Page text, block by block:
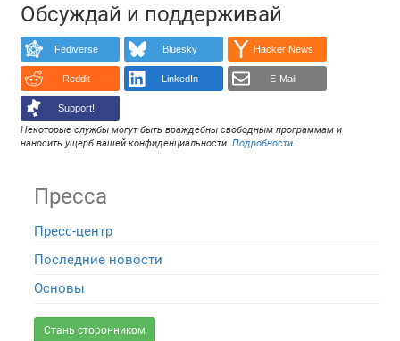
Обсуждай и поддерживай
Fediverse Bluesky Hacker News
Reddit LinkedIn E-Mail
Support!
Некоторые службы могут быть враждебны свободным программам и
наносить ущерб вашей конфиденциальности.Подробности.
Пресса
Пресс-центр
Последние новости
Основы
Стань сторонником